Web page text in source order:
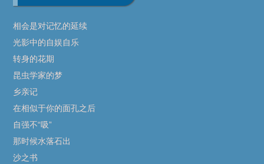
相会是对记忆的延续
光影中的自娱自乐
转身的花期
昆虫学家的梦
乡亲记
在相似于你的面孔之后
自强不“吸”
那时候水落石出
沙之书